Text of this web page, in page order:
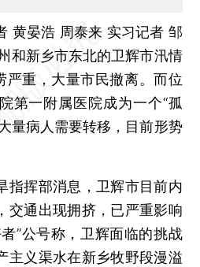
黄晏浩 周泰来 实习记者 邹
和新乡市东北的卫辉市汛情
严重，大量市民撤离。而位
第一附属医院成为一个“孤
量病人需要转移，目前形势
挥部消息，卫辉市目前内
交通出现拥挤，已严重影响
”公号称，卫辉面临的挑战
主义渠水在新乡牧野段漫溢